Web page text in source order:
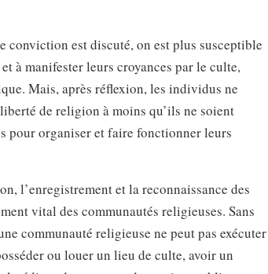
est discuté, on est plus susceptible
à manifester leurs croyances par le culte,
Mais, après réflexion, les individus ne
de religion à moins qu’ils ne soient
pour organiser et faire fonctionner leurs
l’enregistrement et la reconnaissance des
vital des communautés religieuses. Sans
communauté religieuse ne peut pas exécuter
ou louer un lieu de culte, avoir un